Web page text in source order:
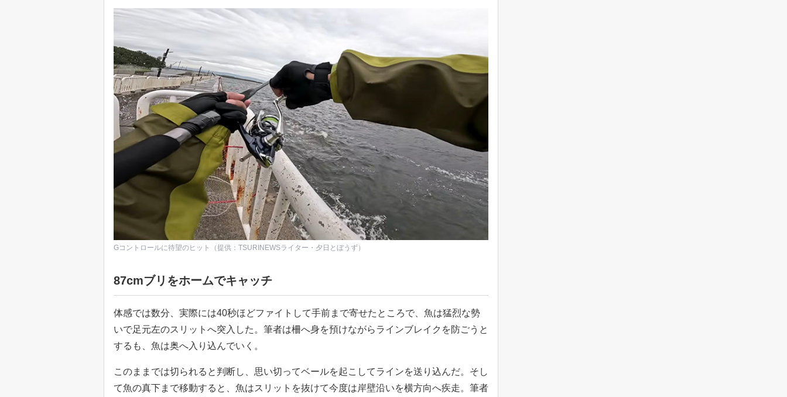
Gコントロールに待望のヒット（提供：TSURINEWSライター・夕日とぼうず）
87cmブリをホームでキャッチ
体感では数分、実際には40秒ほどファイトして手前まで寄せたところで、魚は猛烈な勢
いで足元左のスリットへ突入した。筆者は柵へ身を預けながらラインブレイクを防ごうと
するも、魚は奥へ入り込んでいく。
このままでは切られると判断し、思い切ってベールを起こしてラインを送り込んだ。そし
て魚の真下まで移動すると、魚はスリットを抜けて今度は岸壁沿いを横方向へ疾走。筆者